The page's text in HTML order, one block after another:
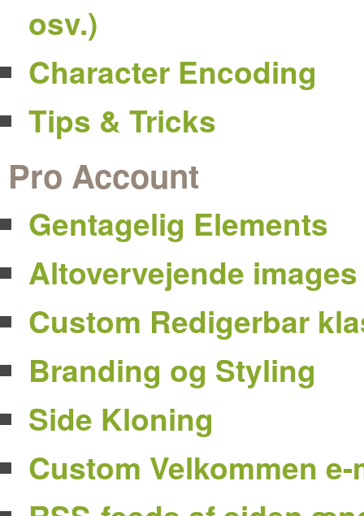
osv.)
Character Encoding
Tips & Tricks
Pro Account
Gentagelig Elements
Altovervejende
Custom Redigerbar
Branding og Styling
Side Kloning
Custom Velkommen e-